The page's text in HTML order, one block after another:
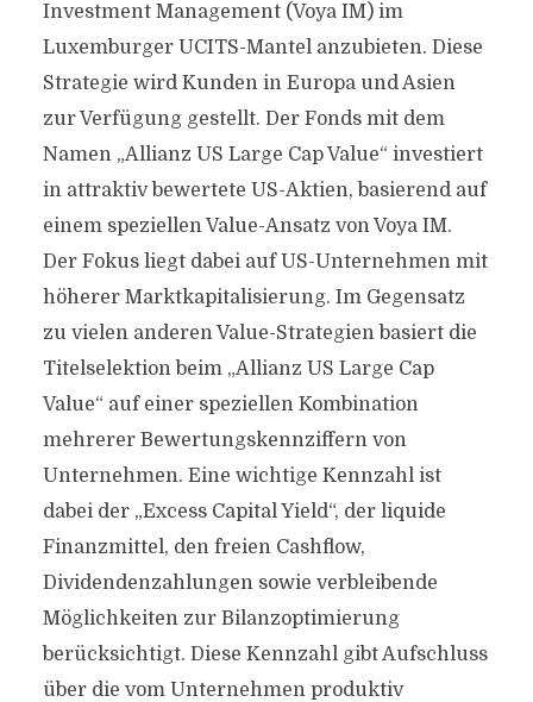
Investment Management (Voya IM) im
Luxemburger UCITS-Mantel anzubieten. Diese
Strategie wird Kunden in Europa und Asien
zur Verfügung gestellt. Der Fonds mit dem
Namen „Allianz US Large Cap Value“ investiert
in attraktiv bewertete US-Aktien, basierend auf
einem speziellen Value-Ansatz von Voya IM.
Der Fokus liegt dabei auf US-Unternehmen mit
höherer Marktkapitalisierung. Im Gegensatz
zu vielen anderen Value-Strategien basiert die
Titelselektion beim „Allianz US Large Cap
Value“ auf einer speziellen Kombination
mehrerer Bewertungskennziffern von
Unternehmen. Eine wichtige Kennzahl ist
dabei der „Excess Capital Yield“, der liquide
Finanzmittel, den freien Cashflow,
Dividendenzahlungen sowie verbleibende
Möglichkeiten zur Bilanzoptimierung
berücksichtigt. Diese Kennzahl gibt Aufschluss
über die vom Unternehmen produktiv